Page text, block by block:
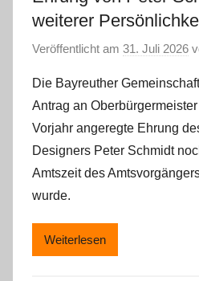
weiterer
Veröffentlicht am 31. Juli 2026
Die Bayreuther
Antrag an
Vorjahr angeregte Ehrung
Designers Peter Schmidt
Amtszeit des
wurde.
Weiterlesen